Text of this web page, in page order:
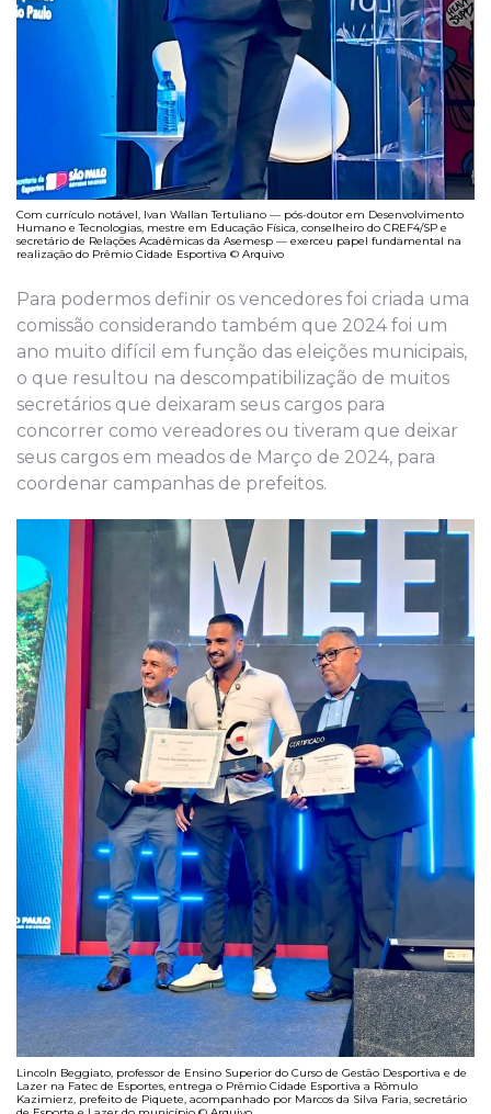
Com currículo notável, Ivan Wallan Tertuliano — pós-doutor em Desenvolvimento
Humano e Tecnologias, mestre em Educação Física, conselheiro do CREF4/SP e
secretário de Relações Acadêmicas da Asemesp — exerceu papel fundamental na
realização do Prêmio Cidade Esportiva © Arquivo
Para podermos definir os vencedores foi criada uma
comissão considerando também que 2024 foi um
ano muito difícil em função das eleições municipais,
o que resultou na descompatibilização de muitos
secretários que deixaram seus cargos para
concorrer como vereadores ou tiveram que deixar
seus cargos em meados de Março de 2024, para
coordenar campanhas de prefeitos.
Lincoln Beggiato, professor de Ensino Superior do Curso de Gestão Desportiva e de
Lazer na Fatec de Esportes, entrega o Prêmio Cidade Esportiva a Rômulo
Kazimierz, prefeito de Piquete, acompanhado por Marcos da Silva Faria, secretário